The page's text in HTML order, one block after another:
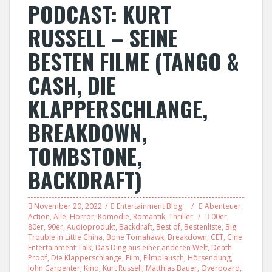
PODCAST: KURT
RUSSELL – SEINE
BESTEN FILME (TANGO &
CASH, DIE
KLAPPERSCHLANGE,
BREAKDOWN,
TOMBSTONE,
BACKDRAFT)
November 20, 2022 Entertainment Blog Abenteuer,
Action, Alle, Horror, Komödie, Romantik, Thriller 00er,
80er, 90er, Audioprodukt, Backdraft, Best of, Bestenliste, Big
Trouble in Little China, Bone Tomahawk, Breakdown, CET, Cine
Entertainment Talk, Das Ding aus einer anderen Welt, Death
Proof, Die Klapperschlange, Film, Filmplausch, Hörsendung,
John Carpenter, Kino, Kurt Russell, Matthias Bauer, Overboard,